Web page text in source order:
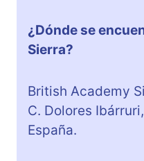
¿Dónde se
Sierra?
British Academy
C. Dolores
España.